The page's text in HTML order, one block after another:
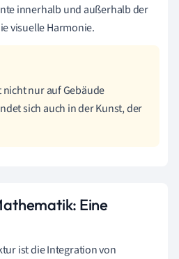
innerhalb und außerhalb der
visuelle Harmonie.
nur auf Gebäude
sich auch in der Kunst, der
Eine
ist die Integration von